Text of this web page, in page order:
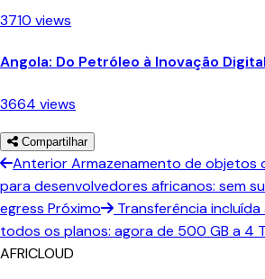
3710 views
Angola: Do Petróleo à Inovação Digital
3664 views
Compartilhar
AnteriorArmazenamento de objetos
para desenvolvedores africanos: sem
egress Próximo
Transferência
todos os planos: agora de 500 GB a 4
AFRICLOUD